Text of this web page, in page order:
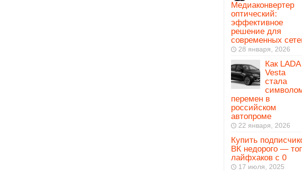
Медиаконвертер
оптический:
эффективное
решение для
современных
28 января, 2026
Как LADA
Vesta
стала
перемен в
российском
автопроме
22 января, 2026
Купить
ВК недорого —
лайфхаков с 0
17 июля, 2025